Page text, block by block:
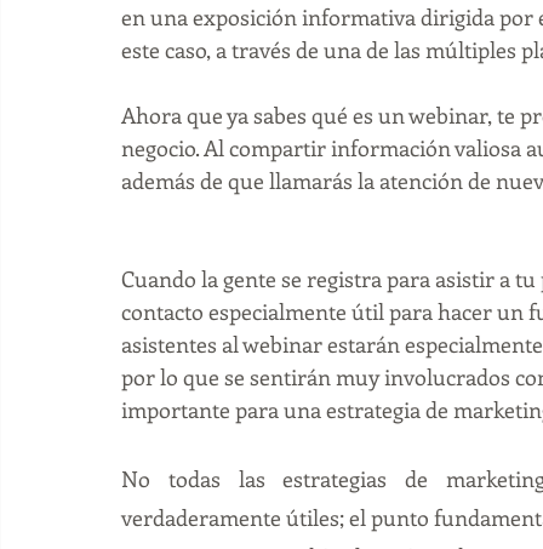
en una exposición informativa dirigida por
este caso, a través de una de las múltiples
Ahora que ya sabes qué es un webinar, te
negocio. Al compartir información valiosa
además de que llamarás la atención de
Cuando la gente se registra para asistir a
contacto especialmente útil para hacer un
asistentes al webinar estarán
por lo que se sentirán muy involucrados
importante para una estrategia de
No todas las estrategias de
verdaderamente útiles; el punto